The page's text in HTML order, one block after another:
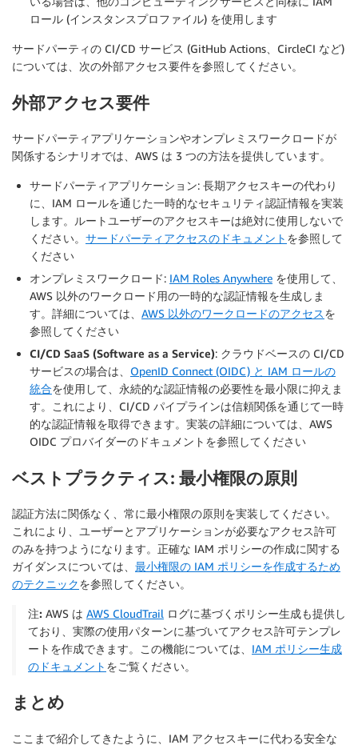
ロール (インスタンスプロファイル) を使用します
サードパーティの CI/CD サービス (GitHub Actions、CircleCI など)
については、次の外部アクセス要件を参照してください。
外部アクセス要件
サードパーティアプリケーションやオンプレミスワークロードが
関係するシナリオでは、AWS は 3 つの方法を提供しています。
サードパーティアプリケーション: 長期アクセスキーの代わり
に、IAM ロールを通じた一時的なセキュリティ認証情報を実装
します。ルートユーザーのアクセスキーは絶対に使用しないで
ください。 サードパーティアクセスのドキュメント を参照して
ください
オンプレミスワークロード: IAM Roles Anywhere を使用して、
AWS 以外のワークロード用の一時的な認証情報を生成しま
す。詳細については、 AWS 以外のワークロードのアクセスを
参照してください
CI/CD SaaS (Software as a Service): クラウドベースの CI/CD
サービスの場合は、 OpenID Connect (OIDC) と IAM ロールの
統合を使用して、永続的な認証情報の必要性を最小限に抑えま
す。これにより、CI/CD パイプラインは信頼関係を通じて一時
的な認証情報を取得できます。実装の詳細については、AWS
OIDC プロバイダーのドキュメントを参照してください
ベストプラクティス: 最小権限の原則
認証方法に関係なく、常に最小権限の原則を実装してください。
これにより、ユーザーとアプリケーションが必要なアクセス許可
のみを持つようになります。正確な IAM ポリシーの作成に関する
ガイダンスについては、 最小権限の IAM ポリシーを作成するため
のテクニックを参照してください。
注: AWS は AWS CloudTrail ログに基づくポリシー生成も提供し
ており、実際の使用パターンに基づいてアクセス許可テンプレ
ートを作成できます。この機能については、 IAM ポリシー生成
のドキュメント をご覧ください。
まとめ
ここまで紹介してきたように、IAM アクセスキーに代わる安全な